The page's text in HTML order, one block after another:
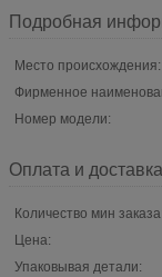
Подробная
Место происхождения:
Фирменное
Номер модели:
Оплата и
Количество мин заказа:
Цена:
Упаковывая детали: